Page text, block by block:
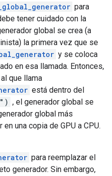
para
tener cuidado con la
global se crea (a
la primera vez que se
y se coloca
en esa llamada. Entonces,
que llama
está dentro del
, el generador global se
global más
una copia de GPU a CPU.
para reemplazar el
generador. Sin embargo,